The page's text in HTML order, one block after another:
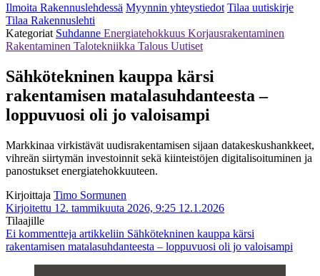
Ilmoita Rakennuslehdessä Myynnin yhteystiedot Tilaa uutiskirje
Tilaa Rakennuslehti
Kategoriat Suhdanne Energiatehokkuus Korjausrakentaminen
Rakentaminen Talotekniikka Talous Uutiset
Sähkötekninen kauppa kärsi
rakentamisen matalasuhdanteesta –
loppuvuosi oli jo valoisampi
Markkinaa virkistävät uudisrakentamisen sijaan datakeskushankkeet,
vihreän siirtymän investoinnit sekä kiinteistöjen digitalisoituminen ja
panostukset energiatehokkuuteen.
Kirjoittaja Timo Sormunen
Kirjoitettu 12. tammikuuta 2026, 9:25 12.1.2026
Tilaajille
Ei kommentteja artikkeliin Sähkötekninen kauppa kärsi
rakentamisen matalasuhdanteesta – loppuvuosi oli jo valoisampi